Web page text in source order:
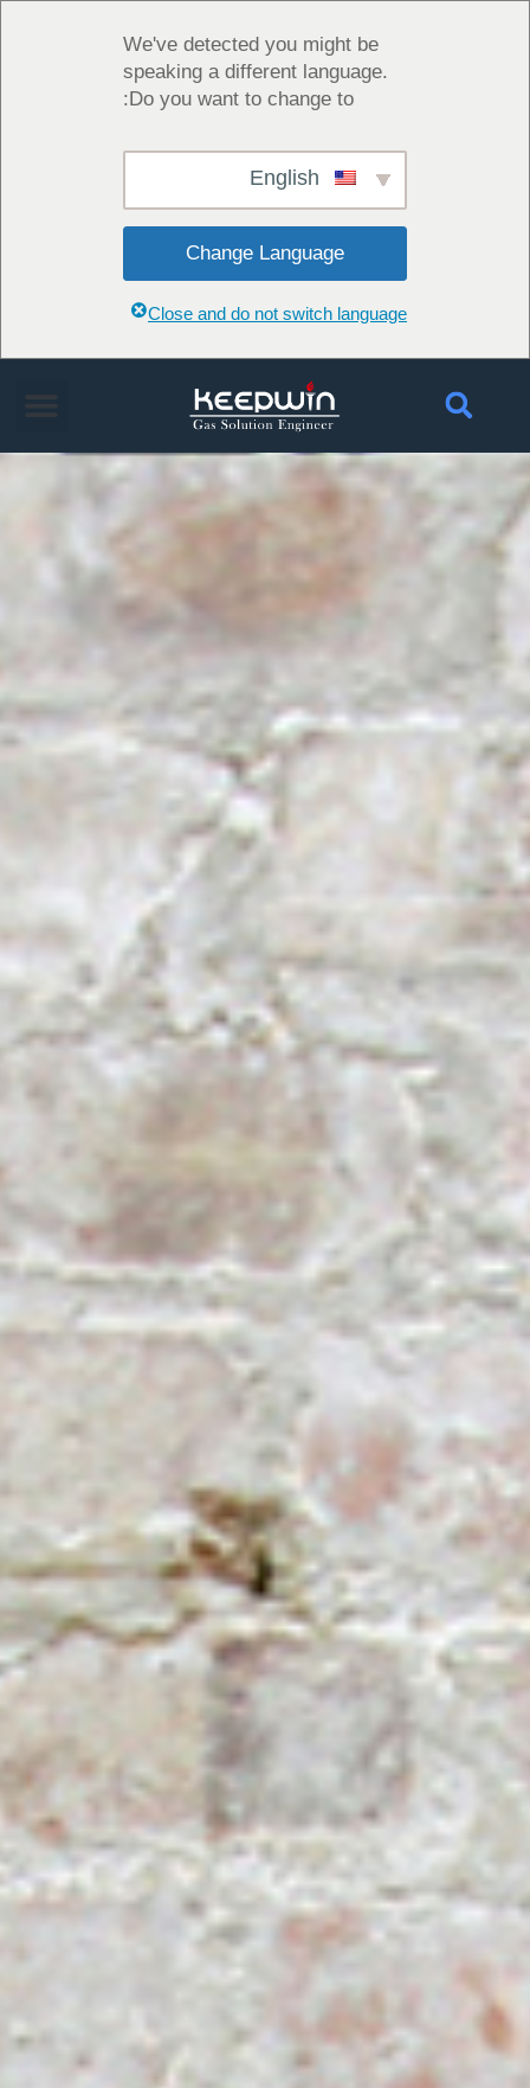
We've detected you might be
speaking a different language.
Do you want to change to:
Change Language
Close and do not switch language